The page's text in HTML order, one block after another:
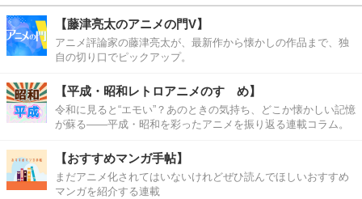
【藤津亮太のアニメの門V】
アニメ評論家の藤津亮太が、最新作から懐かしの作品まで、独
自の切り口でピックアップ。
【平成・昭和レトロアニメのすゝめ】
令和に見ると“エモい”？あのときの気持ち、どこか懐かしい記憶
が蘇る――平成・昭和を彩ったアニメを振り返る連載コラム。
【おすすめマンガ手帖】
まだアニメ化されてはいないけれどぜひ読んでほしいおすすめ
マンガを紹介する連載